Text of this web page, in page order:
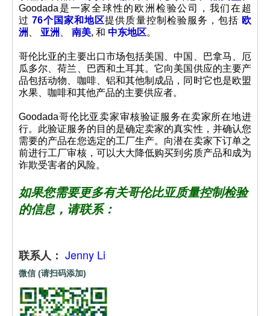
Goodada是一家全球性的欧洲检验公司，我们在超
过76个国家和地区提供质量控制检验服务，包括 欧
洲
亚洲 南美, 和 中东地区。
哥伦比亚的主要出口市场包括美国、中国、巴拿马、厄
瓜多尔、荷兰、巴西和土耳其。它向美国供应的主要产
品包括动物、咖啡、铝和其他制成品，同时它也是欧盟
水果、咖啡和其他产品的主要供应者。
Goodada哥伦比亚卖家审核验证服务在卖家所在地进
行。此验证服务的目的是确定卖家的真实性，并确认您
需要的产品在您选定的工厂生产。向潜在卖家下订单之
前进行工厂审核，可以大大降低购买到劣质产品和成为
诈欺受害者的风险。
如果您需要更多有关哥伦比亚质量控制检验
的信息，请联系：
联系人： Jenny Li
微信 (请扫码添加)